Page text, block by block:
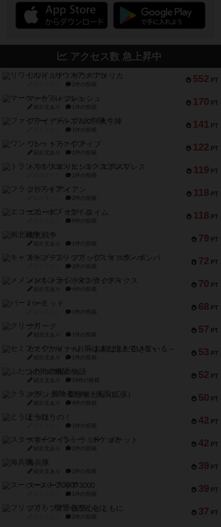
アクセス数 急上昇中
552 PT
リワイルド：サウスアメリカ
2件の投稿
170 PT
マーケットフレッシュ
紹介文あり 1件の投稿
141 PT
ファイアー・ブルズ / 火牛陣
1件の投稿
122 PT
ワン・トゥ・ファイブ
紹介文あり 1件の投稿
119 PT
トランスオリエント・エクスプレス
1件の投稿
118 PT
フラットアイアン
2件の投稿
118 PT
エコーズ・オブ・タイム
8件の投稿
79 PT
南北戦争
紹介文あり 1件の投稿
72 PT
キャプテン・フリップ：イスラ・ボンバ
2件の投稿
70 PT
メメントオンラインタクティクス
紹介文あり 4件の投稿
68 PT
パーミッド
1件の投稿
57 PT
クリーグ
紹介文あり 1件の投稿
53 PT
セミファイナル ～お前はまだ生きている～
紹介文あり 1件の投稿
52 PT
ふたつの街の物語
紹介文あり 18件の投稿
50 PT
クランク! ：冒険者たち（拡張）
紹介文あり 4件の投稿
42 PT
とうほうの！
1件の投稿
42 PT
スターマイン・ラミー ポケット
紹介文あり 2件の投稿
39 PT
海兵隊
紹介文あり 1件の投稿
39 PT
スーパーストア3000
1件の投稿
37 PT
フリップ７：復讐心とともに
2件の投稿